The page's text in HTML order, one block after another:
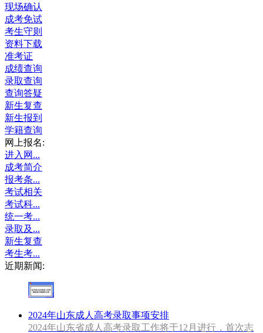
现场确认
成考免试
考生守则
资料下载
准考证
成绩查询
录取查询
查询答疑
新生复查
新生报到
学籍查询
网上报名:
进入网...
成考简介
报考条...
考试相关
考试科...
统一考...
录取及...
新生复查
考生考...
近期新闻:
2024年山东成人高考录取事项安排
2024年山东省成人高考录取工作将于12月进行，首次志